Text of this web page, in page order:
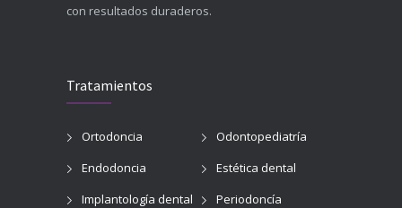
con resultados duraderos.
Tratamientos
Ortodoncia
Odontopediatría
Endodoncia
Estética dental
Implantología dental
Periodoncía